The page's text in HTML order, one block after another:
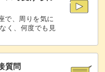
で、周りを気に
く、何度でも見
質問